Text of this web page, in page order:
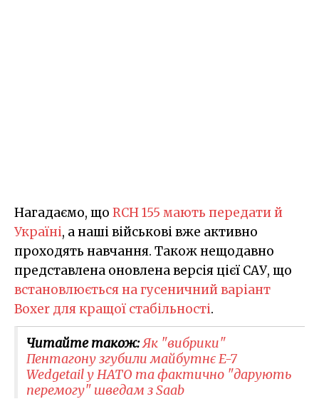
Нагадаємо, що RCH 155 мають передати й
Україні, а наші військові вже активно
проходять навчання. Також нещодавно
представлена оновлена версія цієї САУ, що
встановлюється на гусеничний варіант
Boxer для кращої стабільності.
Читайте також:Як "вибрики"
Пентагону згубили майбутнє E-7
Wedgetail у НАТО та фактично "дарують
перемогу" шведам з Saab